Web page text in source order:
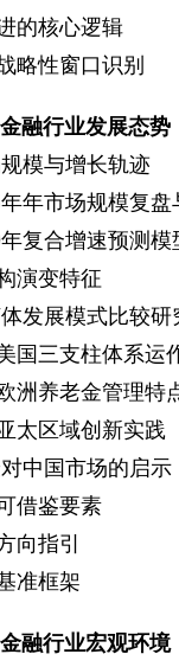
的核心逻辑
略性窗口识别
融行业发展态势
模与增长轨迹
年年市场规模复盘
年复合增速预测模
演变特征
发展模式比较研
国三支柱体系运
洲养老金管理特
太区域创新实践
中国市场的启示
借鉴要素
向指引
准框架
融行业宏观环境